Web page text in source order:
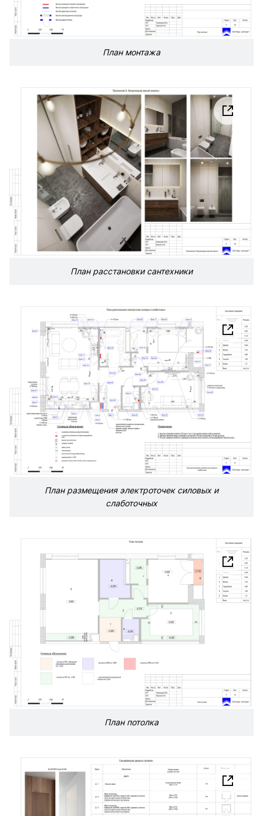
План монтажа
План расстановки сантехники
План размещения электроточек силовых и
слаботочных
План потолка